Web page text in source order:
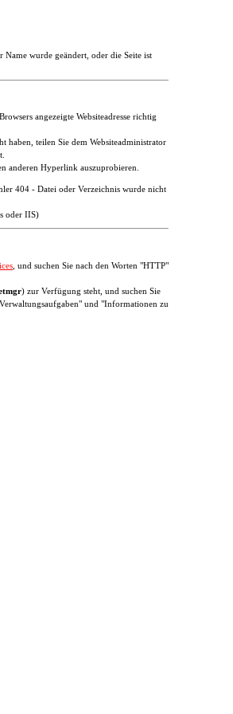
wurde geändert, oder die Seite ist
angezeigte Websiteadresse richtig
haben, teilen Sie dem Websiteadministrator
anderen Hyperlink auszuprobieren.
404 - Datei oder Verzeichnis wurde nicht
oder IIS)
, und suchen Sie nach den Worten "HTTP"
) zur Verfügung steht, und suchen Sie
und "Informationen zu